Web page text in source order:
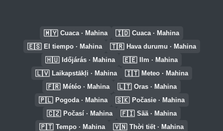
🇲🇾 Cuaca · Mahina 🇮🇩 Cuaca · Mahina
🇪🇸 El tiempo · Mahina 🇹🇷 Hava durumu · Mahina
🇭🇺 Időjárás · Mahina 🇪🇪 Ilm · Mahina
🇱🇻 Laikapstākļi · Mahina 🇮🇹 Meteo · Mahina
🇫🇷 Météo · Mahina 🇱🇹 Oras · Mahina
🇵🇱 Pogoda · Mahina 🇸🇰 Počasie · Mahina
🇨🇿 Počasí · Mahina 🇫🇮 Sää · Mahina
🇵🇹 Tempo · Mahina 🇻🇳 Thời tiết · Mahina